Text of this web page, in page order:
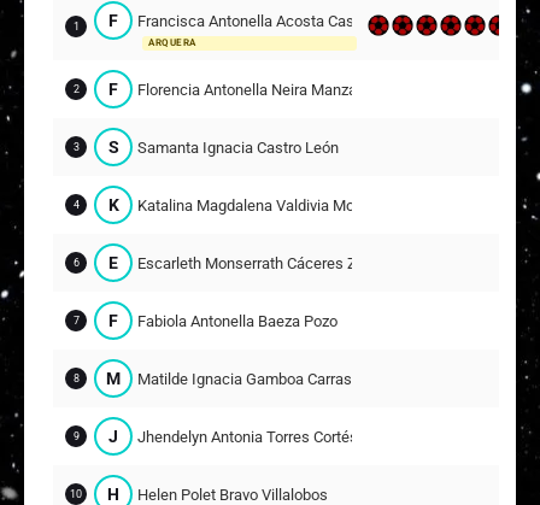
12
M Maiara Mohamed Ahmed Awwad Hernández
M Monserratt Aracely Hernández Hernández
A Amanda Ríos Fuentes
A Antonia Ignacia Silva Rojas
I Isidora Antonia Lucero Ramos
C Camila Antonia Soto Quiroga
1 F Francisca Antonella Acosta Castillo
ARQUERA
2 F Florencia Antonella Neira Manzano
3 S Samanta Ignacia Castro León
4 K Katalina Magdalena Valdivia Montoya
6 E Escarleth Monserrath Cáceres Zamora
7 F Fabiola Antonella Baeza Pozo
8 M Matilde Ignacia Gamboa Carrasco
9 J Jhendelyn Antonia Torres Cortés
10 H Helen Polet Bravo Villalobos